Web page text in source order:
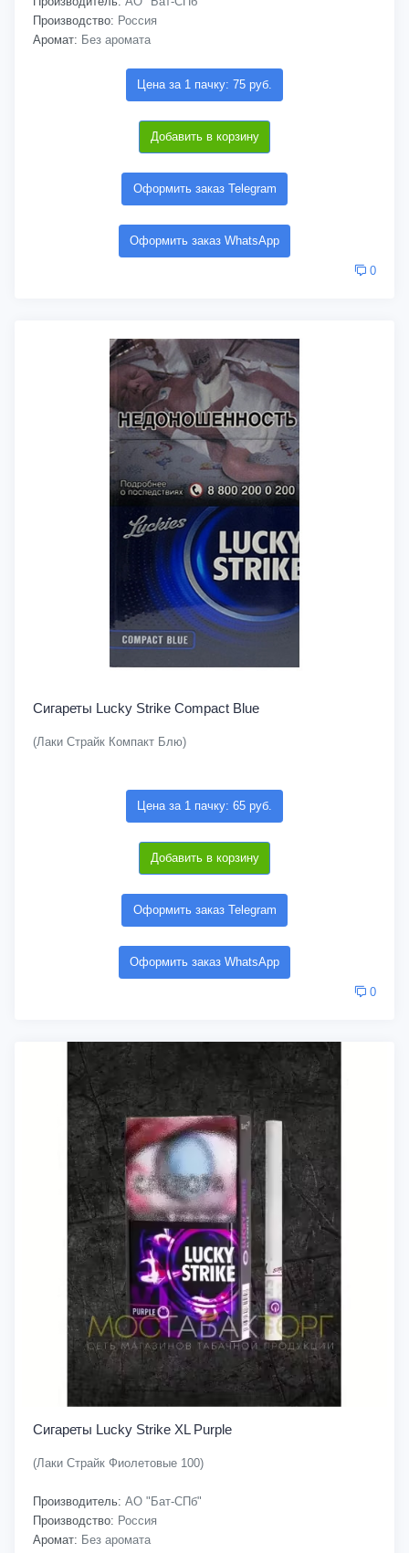
Производство: Россия
Аромат: Без аромата
Цена за 1 пачку: 75 руб.
Добавить в корзину
Оформить заказ Telegram
Оформить заказ WhatsApp
0
Сигареты Lucky Strike Compact Blue
(Лаки Страйк Компакт Блю)
Цена за 1 пачку: 65 руб.
Добавить в корзину
Оформить заказ Telegram
Оформить заказ WhatsApp
0
Сигареты Lucky Strike XL Purple
(Лаки Страйк Фиолетовые 100)
Производитель: АО "Бат-СПб"
Производство: Россия
Аромат: Без аромата